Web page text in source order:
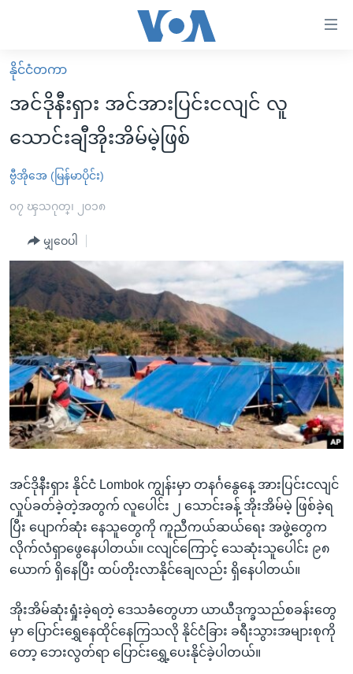
လွယ်ကူ
စေ
များ
ပင်မ
ကျော်
ကြည့်
ရန်
ပင်မ
အ
ညွန်း
စာမျက်နှာ
သို့
ကျော်
ရန်
ရှာဖွေ
ရန်
နေရာ
သို့
ရန်
မူလစာမျက်နှာ
မြန်မာ
ကမ္ဘာ့သတင်းများ
နိုင်ငံတကာ
အစ္စရေး-ပါလက်စတိုင်း
ဗွီဒီယို
အင်္ဂလိပ်စာလေ့လာမယ်
အမေရိကန်သုံးအီဒီယံ
မကြေးမုံရဲ့ အင်္ဂလိပ်စာ
ရုပ်ရှင်ထဲက အင်္ဂလိပ်စာ
သုတပဒေသာ အင်္ဂလိပ်စာ
အပတ်စဉ်ကဏ္ဍများ
ရေဒီယို
တီဗွီ
ရေဒီယိုနှင့်ရုပ်သံ အချက်အလက်များ
ရေဒီယို/တီဗွီအစီအစဉ်
Learning English
ဗွီအိုအေ လူမှုကွန်ယက်များ
ဘာသာစကားများ
နိုင်ငံတကာ
အင်ဒိုနီးရှား အင်အားပြင်းငလျင် လူ
သောင်းချီအိုးအိမ်မဲ့ဖြစ်
ဗွီအိုအေ (မြန်မာပိုင်း)
၀၇ ၾသဂုတ္၊ ၂၀၁၈
မျှဝေပါ
အင်ဒိုနီးရှား နိုင်ငံ Lombok ကျွန်းမှာ တနင်္ဂနွေနေ့ အားပြင်းငလျင်
လှုပ်ခတ်ခဲ့တဲ့အတွက် လူပေါင်း ၂ သောင်းခန့် အိုးအိမ်မဲ့ ဖြစ်ခဲ့ရ
ပြီး ပျောက်ဆုံး နေသူတွေကို ကူညီကယ်ဆယ်ရေး အဖွဲ့တွေက
လိုက်လံရှာဖွေနေပါတယ်။ ငလျင်ကြောင့် သေဆုံးသူပေါင်း ၉၈
ယောက် ရှိနေပြီး ထပ်တိုးလာနိုင်ချေလည်း ရှိနေပါတယ်။
အိုးအိမ်ဆုံးရှုံးခဲ့ရတဲ့ ဒေသခံတွေဟာ ယာယီဒုက္ခသည်စခန်းတွေ
မှာ ပြောင်းရွှေနေထိုင်နေကြသလို နိုင်ငံခြား ခရီးသွားအများစုကို
တော့ ဘေးလွတ်ရာ ပြောင်းရွှေ့ပေးနိုင်ခဲ့ပါတယ်။